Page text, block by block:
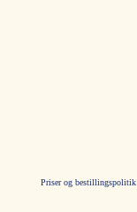
Priser og bestillingspolitik